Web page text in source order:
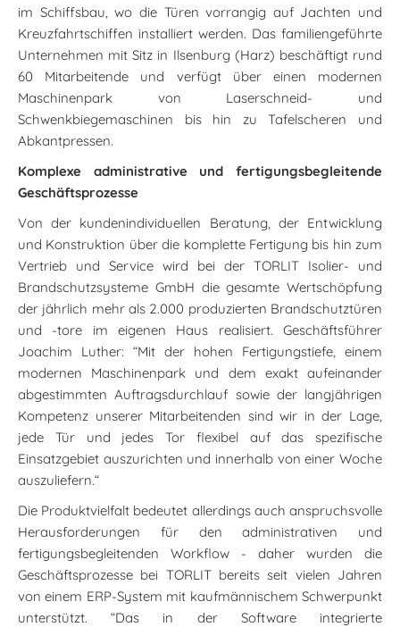
im Schiffsbau, wo die Türen vorrangig auf Jachten und
Kreuzfahrtschiffen installiert werden. Das familiengeführte
Unternehmen mit Sitz in Ilsenburg (Harz) beschäftigt rund
60 Mitarbeitende und verfügt über einen modernen
Maschinenpark von Laserschneid- und
Schwenkbiegemaschinen bis hin zu Tafelscheren und
Abkantpressen.
Komplexe administrative und fertigungsbegleitende
Geschäftsprozesse
Von der kundenindividuellen Beratung, der Entwicklung
und Konstruktion über die komplette Fertigung bis hin zum
Vertrieb und Service wird bei der TORLIT Isolier- und
Brandschutzsysteme GmbH die gesamte Wertschöpfung
der jährlich mehr als 2.000 produzierten Brandschutztüren
und -tore im eigenen Haus realisiert. Geschäftsführer
Joachim Luther: “Mit der hohen Fertigungstiefe, einem
modernen Maschinenpark und dem exakt aufeinander
abgestimmten Auftragsdurchlauf sowie der langjährigen
Kompetenz unserer Mitarbeitenden sind wir in der Lage,
jede Tür und jedes Tor flexibel auf das spezifische
Einsatzgebiet auszurichten und innerhalb von einer Woche
auszuliefern.“
Die Produktvielfalt bedeutet allerdings auch anspruchsvolle
Herausforderungen für den administrativen und
fertigungsbegleitenden Workflow - daher wurden die
Geschäftsprozesse bei TORLIT bereits seit vielen Jahren
von einem ERP-System mit kaufmännischem Schwerpunkt
unterstützt. “Das in der Software integrierte